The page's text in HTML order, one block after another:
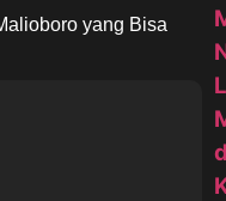
yang Bisa